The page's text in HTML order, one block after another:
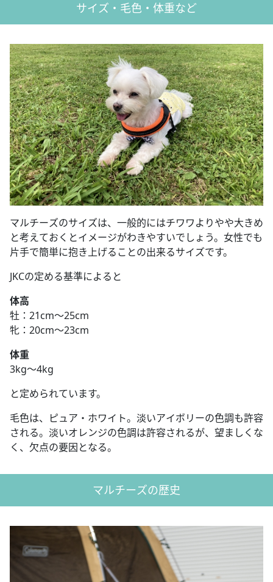
サイズ・毛色・体重など
マルチーズのサイズは、一般的にはチワワよりやや大きめ
と考えておくとイメージがわきやすいでしょう。女性でも
片手で簡単に抱き上げることの出来るサイズです。
JKCの定める基準によると
体高
牡：21cm～25cm
牝：20cm～23cm
体重
3kg～4kg
と定められています。
毛色は、ピュア・ホワイト。淡いアイボリーの色調も許容
される。淡いオレンジの色調は許容されるが、望ましくな
く、欠点の要因となる。
マルチーズの歴史